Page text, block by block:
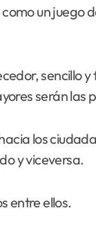
un juego
sencillo
serán las
los
y viceversa.
entre ellos.